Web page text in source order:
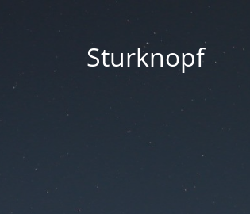
Sturknopf